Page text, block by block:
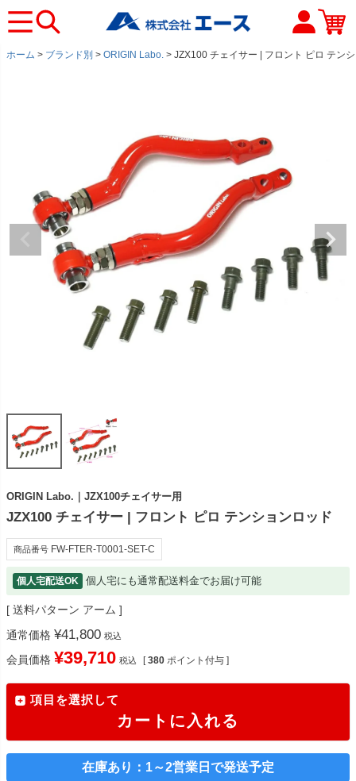
ホーム ブランド別 ORIGIN Labo. JZX100 チェイサー | フロント ピロ テン
ORIGIN Labo.｜JZX100チェイサー用
JZX100 チェイサー | フロント ピロ テンションロッド
商品番号 FW-FTER-T0001-SET-C
個人宅配送OK 個人宅にも通常配送料金でお届け可能
送料パターン アーム
通常価格 ¥41,800 税込
会員価格 ¥39,710 税込 [ 380 ポイント付与 ]
項目を選択して
カートに入れる
在庫あり：1～2営業日で発送予定